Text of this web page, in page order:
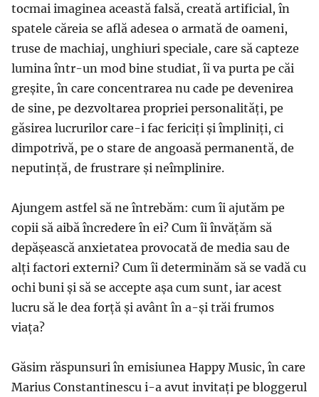
tocmai imaginea această falsă, creată artificial, în
spatele căreia se află adesea o armată de oameni,
truse de machiaj, unghiuri speciale, care să capteze
lumina într-un mod bine studiat, îi va purta pe căi
greșite, în care concentrarea nu cade pe devenirea
de sine, pe dezvoltarea propriei personalități, pe
găsirea lucrurilor care-i fac fericiți și împliniți, ci
dimpotrivă, pe o stare de angoasă permanentă, de
neputință, de frustrare și neîmplinire.
Ajungem astfel să ne întrebăm: cum îi ajutăm pe
copii să aibă încredere în ei? Cum îi învățăm să
depășească anxietatea provocată de media sau de
alți factori externi? Cum îi determinăm să se vadă cu
ochi buni și să se accepte așa cum sunt, iar acest
lucru să le dea forță și avânt în a-și trăi frumos
viața?
Găsim răspunsuri în emisiunea Happy Music, în care
Marius Constantinescu i-a avut invitați pe bloggerul